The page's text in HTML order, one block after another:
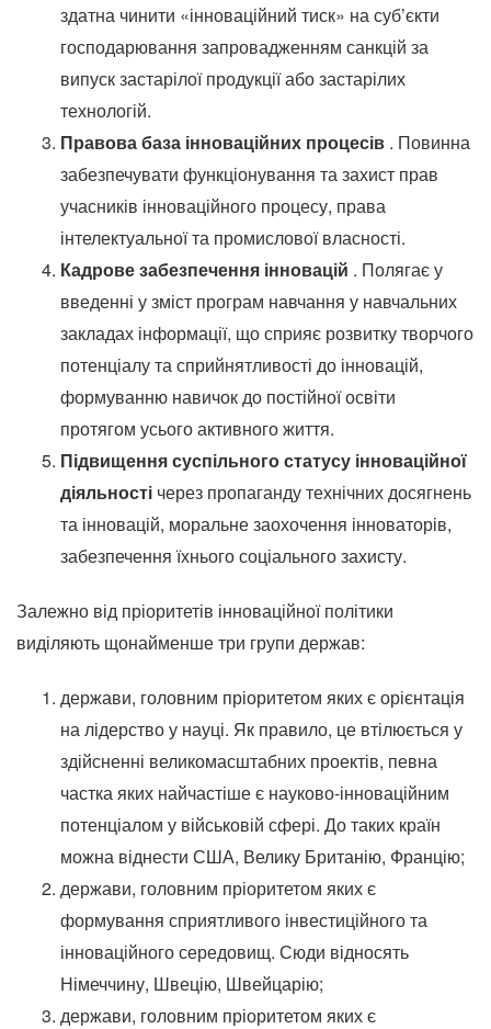
здатна чинити «інноваційний тиск» на суб’єкти
господарювання запровадженням санкцій за
випуск застарілої продукції або застарілих
технологій.
Правова база інноваційних процесів . Повинна
забезпечувати функціонування та захист прав
учасників інноваційного процесу, права
інтелектуальної та промислової власності.
Кадрове забезпечення інновацій . Полягає у
введенні у зміст програм навчання у навчальних
закладах інформації, що сприяє розвитку творчого
потенціалу та сприйнятливості до інновацій,
формуванню навичок до постійної освіти
протягом усього активного життя.
Підвищення суспільного статусу інноваційної
діяльності через пропаганду технічних досягнень
та інновацій, моральне заохочення інноваторів,
забезпечення їхнього соціального захисту.
Залежно від пріоритетів інноваційної політики
виділяють щонайменше три групи держав:
держави, головним пріоритетом яких є орієнтація
на лідерство у науці. Як правило, це втілюється у
здійсненні великомасштабних проектів, певна
частка яких найчастіше є науково-інноваційним
потенціалом у військовій сфері. До таких країн
можна віднести США, Велику Британію, Францію;
держави, головним пріоритетом яких є
формування сприятливого інвестиційного та
інноваційного середовищ. Сюди відносять
Німеччину, Швецію, Швейцарію;
держави, головним пріоритетом яких є